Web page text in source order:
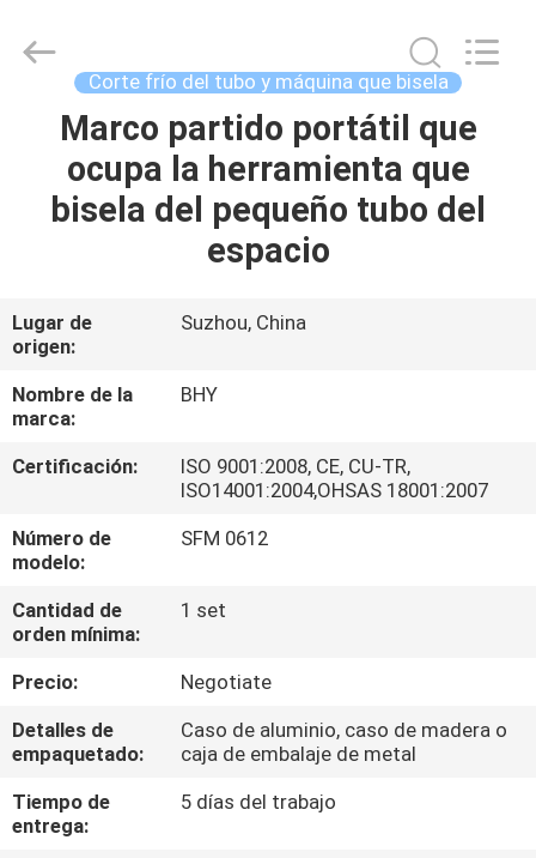
HOGAR
PRODUCTOS
NOSOTROS
VIAJE
DE
LA
FÁBRICA
CONTROL
DE
CALIDAD
MAPA
DEL
SITIO
Bohyar
Engineering
Technology(Suzhou)Co.,Corte frío del tubo y máquina que bisela
Marco partido portátil que
ocupa la herramienta que
bisela del pequeño tubo del
espacio
Lugar de
origen:
Suzhou, China
Nombre de la
marca:
BHY
Certificación:
ISO 9001:2008, CE, CU-TR,
ISO14001:2004,OHSAS 18001:2007
Número de
modelo:
SFM 0612
Cantidad de
orden mínima:
1 set
Precio:
Negotiate
Detalles de
empaquetado:
Caso de aluminio, caso de madera o
caja de embalaje de metal
Tiempo de
entrega:
5 días del trabajo